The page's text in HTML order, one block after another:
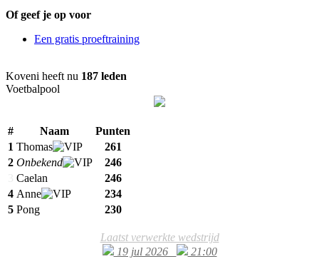
Of geef je op voor
Een gratis proeftraining
Koveni heeft nu 187 leden
Voetbalpool
# Naam
Punten
1 Thomas
261
2 Onbekend
246
Caelan
246
4 Anne
234
5 Pong 230
Laatst verwerkte wedstrijd
19 jul 2026
21:00